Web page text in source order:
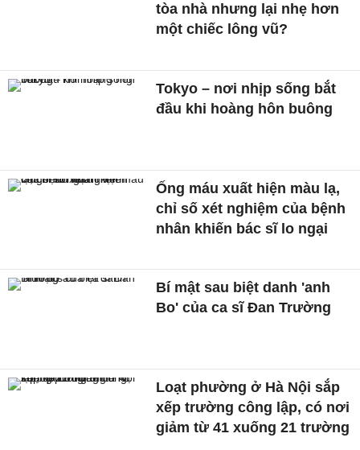
tòa nhà nhưng lại nhẹ hơn
một chiếc lông vũ?
Tokyo – nơi nhịp sống bắt
đầu khi hoàng hôn buông
Ống máu xuất hiện màu lạ,
chỉ số xét nghiệm của bệnh
nhân khiến bác sĩ lo ngại
Bí mật sau biệt danh 'anh
Bo' của ca sĩ Đan Trường
Loạt phường ở Hà Nội sắp
xếp trường công lập, có nơi
giảm từ 41 xuống 21 trường